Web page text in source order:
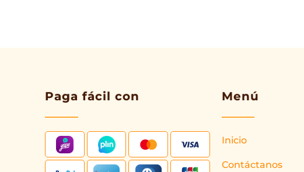
Paga fácil con Menú
Inicio
Contáctanos